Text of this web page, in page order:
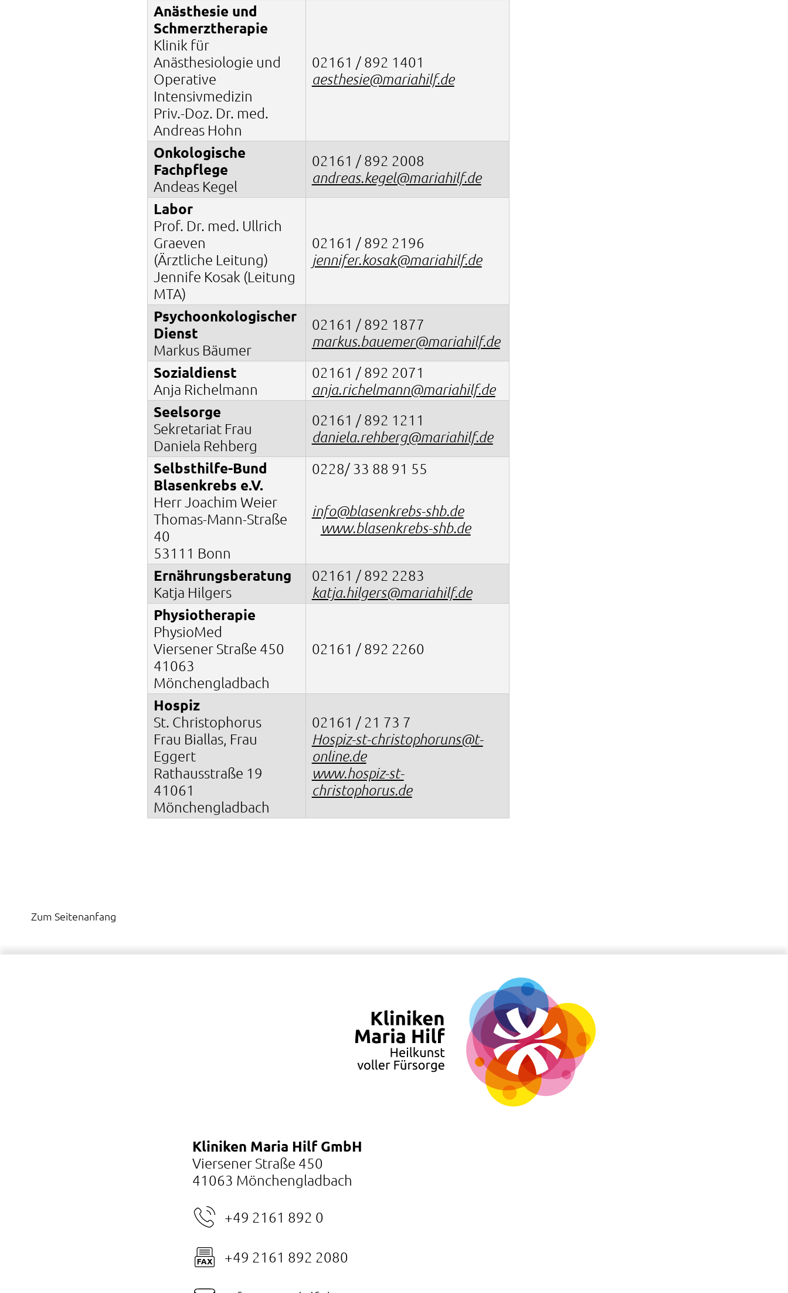
Anästhesie und
Schmerztherapie
Klinik für
Anästhesiologie und
Operative
Intensivmedizin
Priv.-Doz. Dr. med.
Andreas Hohn
02161 / 892 1401
aesthesie@mariahilf.de
Onkologische
Fachpflege
Andeas Kegel
02161 / 892 2008
andreas.kegel@mariahilf.de
Labor
Prof. Dr. med. Ullrich
Graeven
(Ärztliche Leitung)
Jennife Kosak (Leitung
MTA)
02161 / 892 2196
jennifer.kosak@mariahilf.de
Psychoonkologischer
Dienst
Markus Bäumer
02161 / 892 1877
markus.bauemer@mariahilf.de
Sozialdienst
Anja Richelmann
02161 / 892 2071
anja.richelmann@mariahilf.de
Seelsorge
Sekretariat Frau
Daniela Rehberg
02161 / 892 1211
daniela.rehberg@mariahilf.de
Selbsthilfe-Bund
Blasenkrebs e.V.
Herr Joachim Weier
Thomas-Mann-Straße
40
53111 Bonn
0228/ 33 88 91 55
info@blasenkrebs-shb.de
www.blasenkrebs-shb.de
Ernährungsberatung
Katja Hilgers
02161 / 892 2283
katja.hilgers@mariahilf.de
Physiotherapie
PhysioMed
Viersener Straße 450
41063
Mönchengladbach
02161 / 892 2260
Hospiz
St. Christophorus
Frau Biallas, Frau
Eggert
Rathausstraße 19
41061
Mönchengladbach
02161 / 21 73 7
Hospiz-st-christophoruns@t-
online.de
www.hospiz-st-
christophorus.de
Zum Seitenanfang
Kliniken Maria Hilf GmbH
Viersener Straße 450
41063 Mönchengladbach
+49 2161 892 0
+49 2161 892 2080